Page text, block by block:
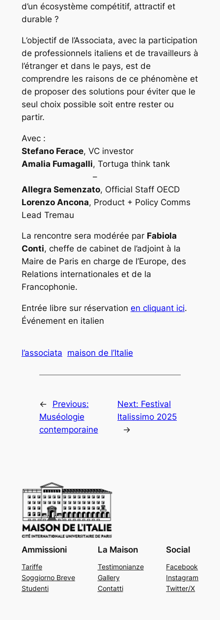
d’un écosystème compétitif, attractif et
durable ?
L’objectif de l’Associata, avec la participation
de professionnels italiens et de travailleurs à
l’étranger et dans le pays, est de
comprendre les raisons de ce phénomène et
de proposer des solutions pour éviter que le
seul choix possible soit entre rester ou
partir.
Avec :
Stefano Ferace, VC investor
Amalia Fumagalli, Tortuga think tank
–
Allegra Semenzato, Official Staff OECD
Lorenzo Ancona, Product + Policy Comms
Lead Tremau
La rencontre sera modérée par Fabiola
Conti, cheffe de cabinet de l’adjoint à la
Maire de Paris en charge de l’Europe, des
Relations internationales et de la
Francophonie.
Entrée libre sur réservation en cliquant ici.
Événement en italien
l’associata maison de l’Italie
←
Previous:
Muséologie
contemporaine
Next: Festival
Italissimo 2025
→
Ammissioni
Tariffe
Soggiorno Breve
Studenti
La Maison
Testimonianze
Gallery
Contatti
Social
Facebook
Instagram
Twitter/X